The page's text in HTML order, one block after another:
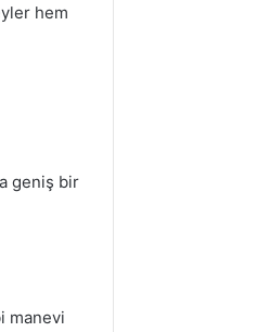
hem
geniş bir
manevi